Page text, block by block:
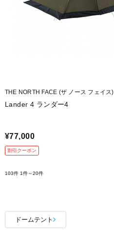
THE NORTH FACE (ザ ノース フェイス)
Lander 4 ランダー4
¥77,000
割引クーポン
103件 1件～20件
ドームテント